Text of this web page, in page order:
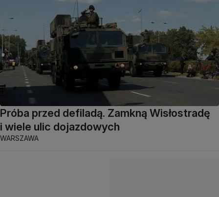
Próba przed defiladą. Zamkną Wisłostradę
i wiele ulic dojazdowych
WARSZAWA